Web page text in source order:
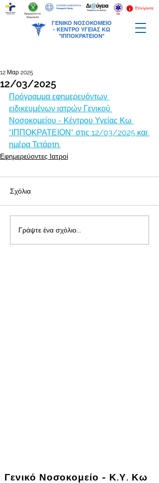
ΓΕΝΙΚΟ ΝΟΣΟΚΟΜΕΙΟ
- ΚΕΝΤΡΟ ΥΓΕΙΑΣ ΚΩ
"ΙΠΠΟΚΡΑΤΕΙΟΝ"
Επείγοντα
Εφημερεύοντα
Φαρμακεία
12/03/2025
12 Μαρ 2025
Πρόγραμμα εφημερευόντων
ειδικευμένων ιατρών Γενικού
Νοσοκομείου - Κέντρου Υγείας Κω
"ΙΠΠΟΚΡΑΤΕΙΟΝ" στις 12/03/2025 και
ημέρα Τετάρτη.
Εφημερεύοντες Ιατροί
Σχόλια
Γράψτε ένα σχόλιο...
Γενικό Νοσοκομείο - Κ.Υ. Κω